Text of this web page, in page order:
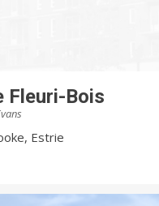
Fleuri-Bois
Estrie